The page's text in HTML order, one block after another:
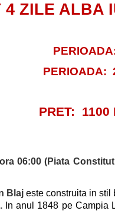
4 ZILE ALBA
PERIOADA:
PRET:
06:00 (Piata
Blaj este construita in stil
In anul 1848 pe Campia